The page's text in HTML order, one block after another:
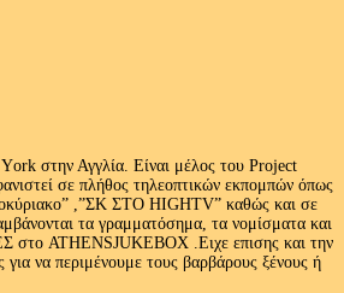
στην Αγγλία. Είναι μέλος του Project
σε πλήθος τηλεοπτικών εκπομπών όπως
,”ΣΚ ΣΤΟ HIGHTV” καθώς και σε
τα γραμματόσημα, τα νομίσματα και
στο ATHENSJUKEBOX .Ειχε επισης και την
να περιμένουμε τους βαρβάρους ξένους ή